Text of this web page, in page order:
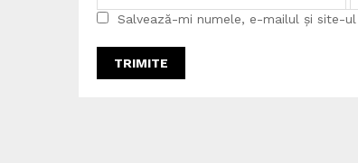
Salvează-mi numele, e-mailul și site-